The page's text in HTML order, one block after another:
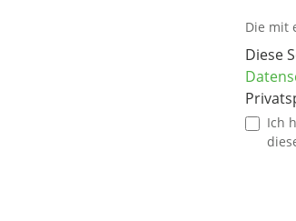
Die mit
Diese
Ich